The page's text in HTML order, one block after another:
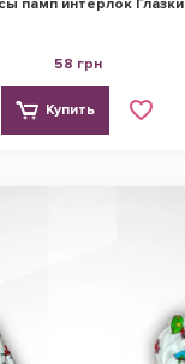
памп интерлок Глазки
58 грн
Купить